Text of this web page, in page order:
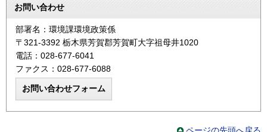
お問い合わせ
部署名：環境課環境政策係
〒321-3392 栃木県芳賀郡芳賀町大字祖母井1020
電話：028-677-6041
ファクス：028-677-6088